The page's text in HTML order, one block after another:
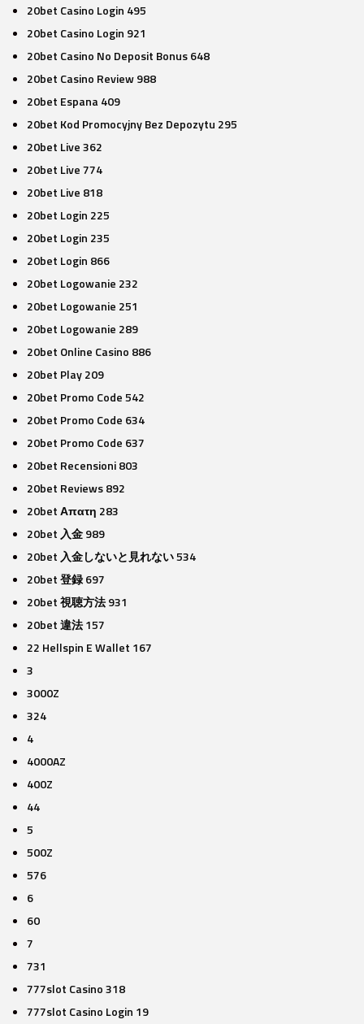
20bet Casino Login 495
20bet Casino Login 921
20bet Casino No Deposit Bonus 648
20bet Casino Review 988
20bet Espana 409
20bet Kod Promocyjny Bez Depozytu 295
20bet Live 362
20bet Live 774
20bet Live 818
20bet Login 225
20bet Login 235
20bet Login 866
20bet Logowanie 232
20bet Logowanie 251
20bet Logowanie 289
20bet Online Casino 886
20bet Play 209
20bet Promo Code 542
20bet Promo Code 634
20bet Promo Code 637
20bet Recensioni 803
20bet Reviews 892
20bet Απατη 283
20bet 入金 989
20bet 入金しないと見れない 534
20bet 登録 697
20bet 視聴方法 931
20bet 違法 157
22 Hellspin E Wallet 167
3
3000Z
324
4
4000AZ
400Z
44
5
500Z
576
6
60
7
731
777slot Casino 318
777slot Casino Login 19